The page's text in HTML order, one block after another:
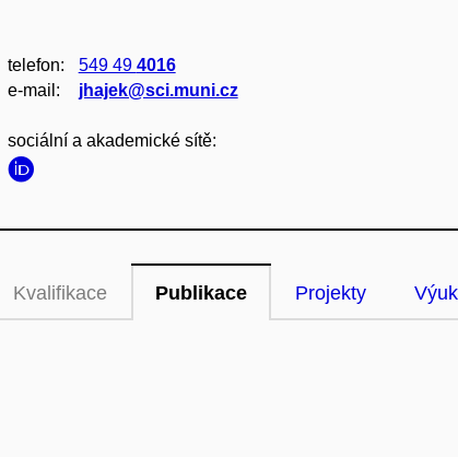
telefon: 549 49 4016
e‑mail:
jhajek@sci.muni.cz
sociální a akademické sítě:
Kvalifikace Publikace Projekty